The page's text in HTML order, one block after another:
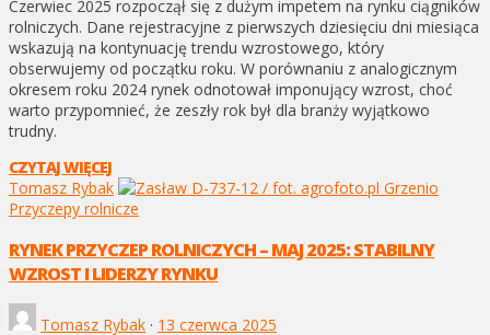
Czerwiec 2025 rozpoczął się z dużym impetem na rynku ciągników
rolniczych. Dane rejestracyjne z pierwszych dziesięciu dni miesiąca
wskazują na kontynuację trendu wzrostowego, który
obserwujemy od początku roku. W porównaniu z analogicznym
okresem roku 2024 rynek odnotował imponujący wzrost, choć
warto przypomnieć, że zeszły rok był dla branży wyjątkowo
trudny.
CZYTAJ WIĘCEJ
Tomasz Rybak
Przyczepy rolnicze
RYNEK PRZYCZEP ROLNICZYCH – MAJ 2025: STABILNY
WZROST I LIDERZY RYNKU
Tomasz Rybak · 13 czerwca 2025